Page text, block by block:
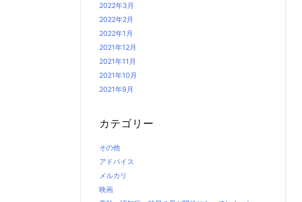
2022年3月
2022年2月
2022年1月
2021年12月
2021年11月
2021年10月
2021年9月
カテゴリー
その他
アドバイス
メルカリ
映画